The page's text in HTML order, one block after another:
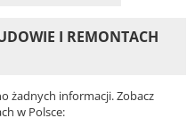
I REMONTACH
żadnych informacji. Zobacz
w Polsce: